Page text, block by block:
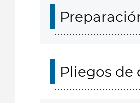
Pliegos de